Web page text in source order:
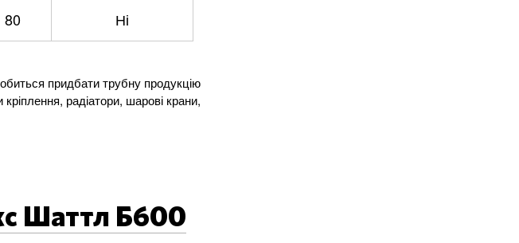
80 Ні
придбати трубну продукцію
радіатори, шарові крани,
Шаттл Б600